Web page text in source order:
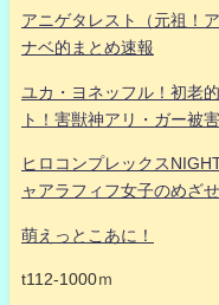
アニゲタレスト（元祖！
ナベ的まとめ速報
ユカ・ヨネッフル！初老
ト！害獣神アリ・ガー被
ヒロコンプレックス
ャアラフィフ女子のめざ
萌えっとこあに！
t112-1000ｍ